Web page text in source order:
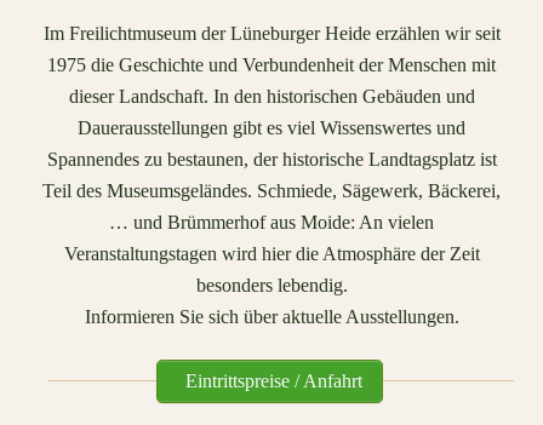
Im Freilichtmuseum der Lüneburger Heide erzählen wir seit
1975 die Geschichte und Verbundenheit der Menschen mit
dieser Landschaft. In den historischen Gebäuden und
Dauerausstellungen gibt es viel Wissenswertes und
Spannendes zu bestaunen, der historische Landtagsplatz ist
Teil des Museumsgeländes. Schmiede, Sägewerk, Bäckerei,
… und Brümmerhof aus Moide: An vielen
Veranstaltungstagen wird hier die Atmosphäre der Zeit
besonders lebendig.
Informieren Sie sich überaktuelle Ausstellungen.
Eintrittspreise / Anfahrt